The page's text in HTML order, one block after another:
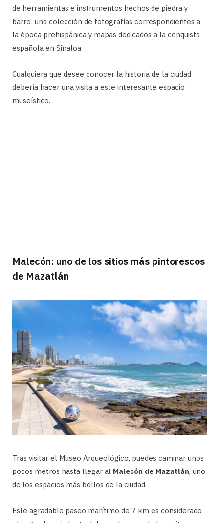
de herramientas e instrumentos hechos de piedra y
barro; una colección de fotografías correspondientes a
la época prehispánica y mapas dedicados a la conquista
española en Sinaloa.
Cualquiera que desee conocer la historia de la ciudad
debería hacer una visita a este interesante espacio
museístico.
Malecón: uno de los sitios más pintorescos
de Mazatlán
Tras visitar el Museo Arqueológico, puedes caminar unos
pocos metros hasta llegar al Malecón de Mazatlán, uno
de los espacios más bellos de la ciudad.
Este agradable paseo marítimo de 7 km es considerado